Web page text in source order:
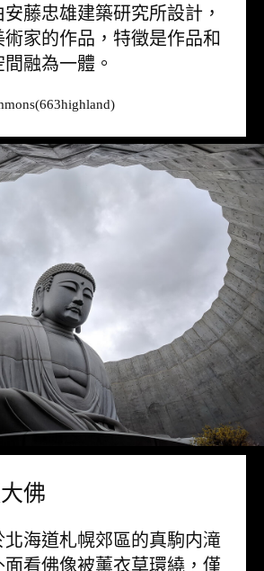
藤忠雄建築研究所設計，
家的作品，特徵是作品和
融為一體。
(663highland)
佛
海道札幌郊區的真駒内滝
看佛像被薰衣草環繞，僅